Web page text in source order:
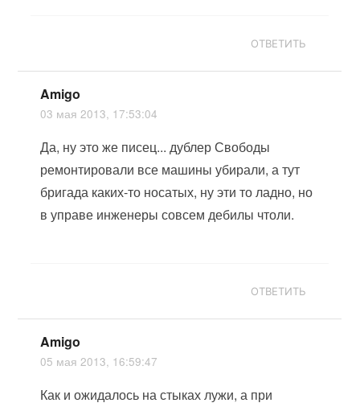
ОТВЕТИТЬ
Amigo
03 мая 2013, 17:53:04
Да, ну это же писец... дублер Свободы
ремонтировали все машины убирали, а тут
бригада каких-то носатых, ну эти то ладно, но
в управе инженеры совсем дебилы чтоли.
ОТВЕТИТЬ
Amigo
05 мая 2013, 16:59:47
Как и ожидалось на стыках лужи, а при